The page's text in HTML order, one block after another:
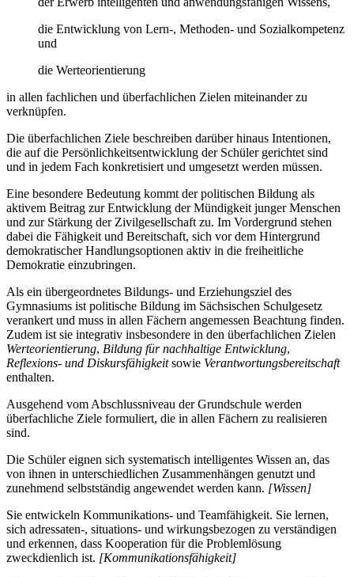
die Entwicklung von Lern-, Methoden- und Sozialkompetenz
und
die Werteorientierung
in allen fachlichen und überfachlichen Zielen miteinander zu
verknüpfen.
Die überfachlichen Ziele beschreiben darüber hinaus Intentionen,
die auf die Persönlichkeitsentwicklung der Schüler gerichtet sind
und in jedem Fach konkretisiert und umgesetzt werden müssen.
Eine besondere Bedeutung kommt der politischen Bildung als
aktivem Beitrag zur Entwicklung der Mündigkeit junger Menschen
und zur Stärkung der Zivilgesellschaft zu. Im Vordergrund stehen
dabei die Fähigkeit und Bereitschaft, sich vor dem Hintergrund
demokratischer Handlungsoptionen aktiv in die freiheitliche
Demokratie einzubringen.
Als ein übergeordnetes Bildungs- und Erziehungsziel des
Gymnasiums ist politische Bildung im Sächsischen Schulgesetz
verankert und muss in allen Fächern angemessen Beachtung finden.
Zudem ist sie integrativ insbesondere in den überfachlichen Zielen
Werteorientierung, Bildung für nachhaltige Entwicklung,
Reflexions- und Diskursfähigkeitsowie Verantwortungsbereitschaft
enthalten.
Ausgehend vom Abschlussniveau der Grundschule werden
überfachliche Ziele formuliert, die in allen Fächern zu realisieren
sind.
Die Schüler eignen sich systematisch intelligentes Wissen an, das
von ihnen in unterschiedlichen Zusammenhängen genutzt und
zunehmend selbstständig angewendet werden kann. [Wissen]
Sie entwickeln Kommunikations- und Teamfähigkeit. Sie lernen,
sich adressaten-, situations- und wirkungsbezogen zu verständigen
und erkennen, dass Kooperation für die Problemlösung
zweckdienlich ist. [Kommunikationsfähigkeit]